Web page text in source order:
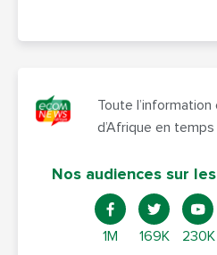
Toute
d’Afrique en temps
Nos audiences sur
1M 169K 230K